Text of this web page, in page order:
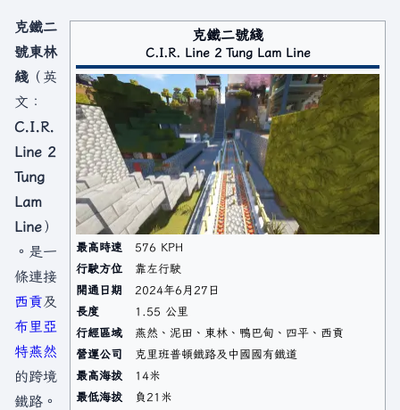
克鐵二號綫
C.I.R. Line 2 Tung Lam Line
最高時速
576 KPH
行駛方位
靠左行駛
開通日期
2024年6月27日
長度
1.55 公里
行經區域
燕然、泥田、東林、鴨巴甸、四平、西貢
營運公司
克里班普頓鐵路及中國國有鐵道
最高海拔
14米
最低海拔
負21米
克鐵二
號東林
綫 （英
文：
C.I.R.
Line 2
Tung
Lam
Line）
。是一
條連接
西貢及
布里亞
特燕然
的跨境
鐵路。